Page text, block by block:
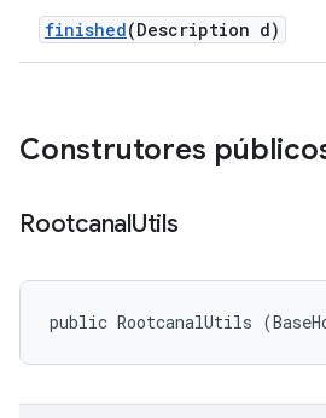
finished(Description d)
Construtores
RootcanalUtils
public RootcanalUtils